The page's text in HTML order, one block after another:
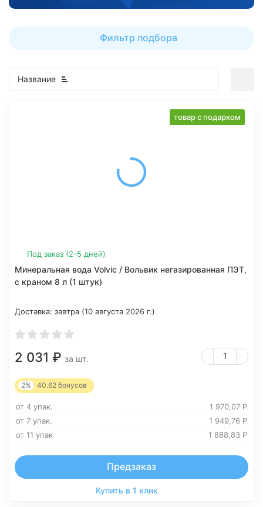
Фильтр подбора
Название
товар с подарком
Под заказ (2-5 дней)
Минеральная вода Volvic / Вольвик негазированная ПЭТ,
с краном 8 л (1 штук)
Доставка: завтра (10 августа 2026 г.)
2 031 ₽ за шт.
2% 40.62 бонусов
от 4 упак. 1 970,07 Р
от 7 упак.
1 949,76 Р
от 11 упак
1 888,83 Р
Предзаказ
Купить в 1 клик